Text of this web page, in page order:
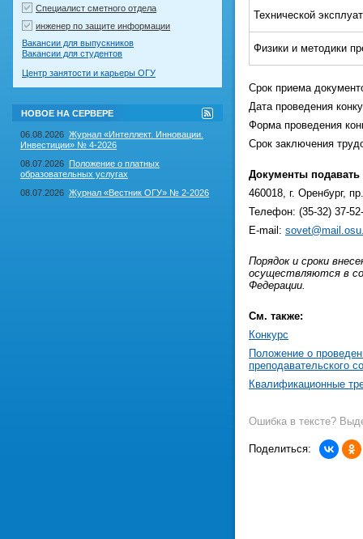
Специалист сметного отдела
инженер по защите информации
Вакансии для выпускников
Вакансии для студентов
Центр занятости и карьеры ОГУ
НОВОЕ НА СЕРВЕРЕ
RSS-
лента
на
06.08.2026 Журнал «Интеллект. Инновации.
Инвестиции» № 4-2026
08.07.2026 Положение о платных
образовательных услугах
08.07.2026 Журнал «Вестник ОГУ» № 2-2026
Технической
Физики и методики
Срок приема
Дата проведения
Форма проведения
Срок заключения
Документы подавать
460018, г. Оренбург,
Телефон: (35-32) 37-
E-mail:
Порядок и сроки
осуществляются в
Федерации.
См. также:
Конкурс
Положение о
преподавательского
Квалификационные
Ошибка в тексте?
Поделиться: